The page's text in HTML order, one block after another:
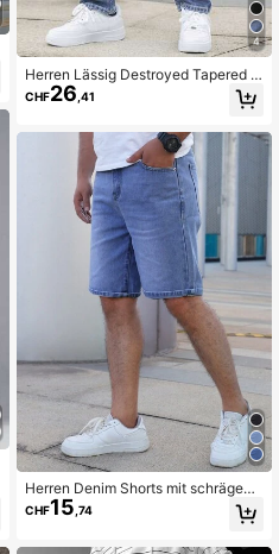
4
Herren Lässig Destroyed Tapered Fi
t Jeans
CHF26 ,41
Herren Denim Shorts mit schrägen
Taschen
CHF15,74